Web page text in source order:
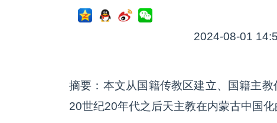
2024-08-01
摘要：本文从国籍传教区建立、国籍主
20世纪20年代之后天主教在内蒙古中国化